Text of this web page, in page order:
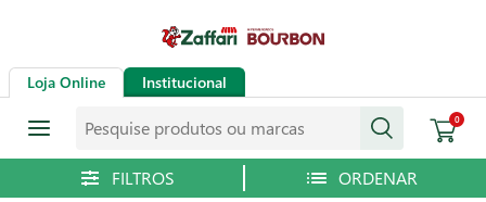
Loja Online Institucional
0